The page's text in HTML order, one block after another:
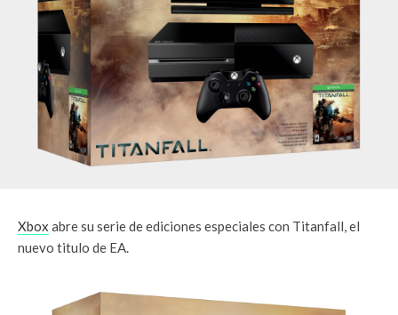
Xbox abre su serie de ediciones especiales con Titanfall, el
nuevo titulo de EA.